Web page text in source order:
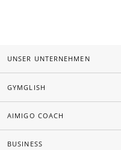
UNSER UNTERNEHMEN
GYMGLISH
AIMIGO COACH
BUSINESS